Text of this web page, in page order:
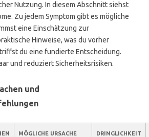
Nutzung. In diesem Abschnitt siehst
Zu jedem Symptom gibt es mögliche
eine Einschätzung zur
Hinweise, was du vorher
du eine fundierte Entscheidung.
und reduziert Sicherheitsrisiken.
und
MÖGLICHE URSACHE
DRINGLICHKEIT